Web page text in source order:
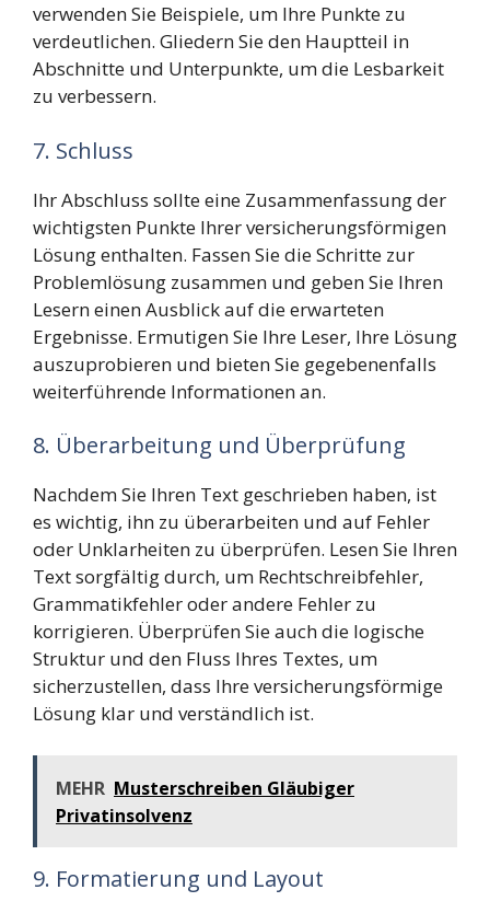
verwenden Sie Beispiele, um Ihre Punkte zu
verdeutlichen. Gliedern Sie den Hauptteil in
Abschnitte und Unterpunkte, um die Lesbarkeit
zu verbessern.
7. Schluss
Ihr Abschluss sollte eine Zusammenfassung der
wichtigsten Punkte Ihrer versicherungsförmigen
Lösung enthalten. Fassen Sie die Schritte zur
Problemlösung zusammen und geben Sie Ihren
Lesern einen Ausblick auf die erwarteten
Ergebnisse. Ermutigen Sie Ihre Leser, Ihre Lösung
auszuprobieren und bieten Sie gegebenenfalls
weiterführende Informationen an.
8. Überarbeitung und Überprüfung
Nachdem Sie Ihren Text geschrieben haben, ist
es wichtig, ihn zu überarbeiten und auf Fehler
oder Unklarheiten zu überprüfen. Lesen Sie Ihren
Text sorgfältig durch, um Rechtschreibfehler,
Grammatikfehler oder andere Fehler zu
korrigieren. Überprüfen Sie auch die logische
Struktur und den Fluss Ihres Textes, um
sicherzustellen, dass Ihre versicherungsförmige
Lösung klar und verständlich ist.
MEHR Musterschreiben Gläubiger
Privatinsolvenz
9. Formatierung und Layout